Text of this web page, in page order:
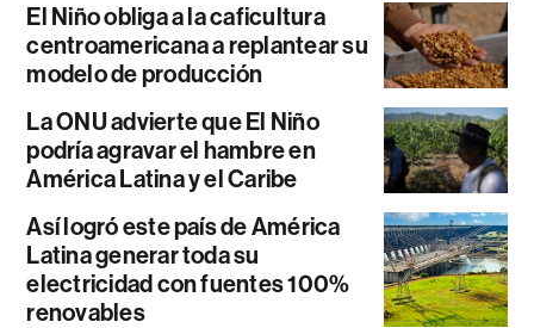
El Niño obliga a la caficultura
centroamericana a replantear su
modelo de producción
La ONU advierte que El Niño
podría agravar el hambre en
América Latina y el Caribe
Así logró este país de América
Latina generar toda su
electricidad con fuentes 100%
renovables